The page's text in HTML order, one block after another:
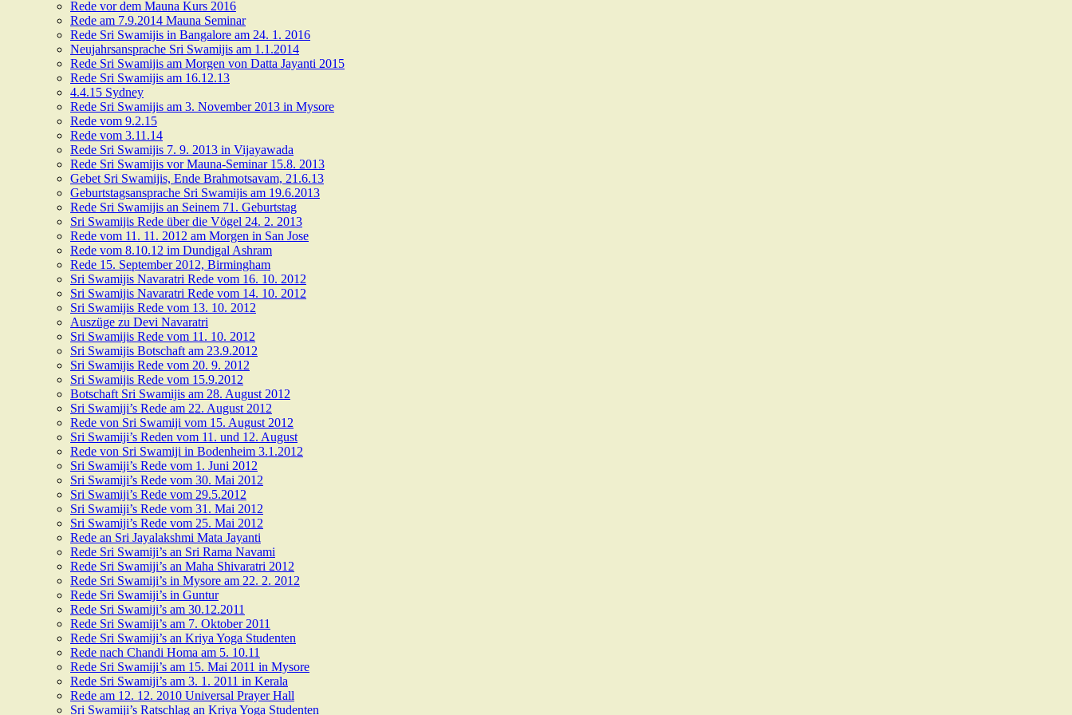
Rede vor dem Mauna Kurs 2016
Rede am 7.9.2014 Mauna Seminar
Rede Sri Swamijis in Bangalore am 24. 1. 2016
Neujahrsansprache Sri Swamijis am 1.1.2014
Rede Sri Swamijis am Morgen von Datta Jayanti 2015
Rede Sri Swamijis am 16.12.13
4.4.15 Sydney
Rede Sri Swamijis am 3. November 2013 in Mysore
Rede vom 9.2.15
Rede vom 3.11.14
Rede Sri Swamijis 7. 9. 2013 in Vijayawada
Rede Sri Swamijis vor Mauna-Seminar 15.8. 2013
Gebet Sri Swamijis, Ende Brahmotsavam, 21.6.13
Geburtstagsansprache Sri Swamijis am 19.6.2013
Rede Sri Swamijis an Seinem 71. Geburtstag
Sri Swamijis Rede über die Vögel 24. 2. 2013
Rede vom 11. 11. 2012 am Morgen in San Jose
Rede vom 8.10.12 im Dundigal Ashram
Rede 15. September 2012, Birmingham
Sri Swamijis Navaratri Rede vom 16. 10. 2012
Sri Swamijis Navaratri Rede vom 14. 10. 2012
Sri Swamijis Rede vom 13. 10. 2012
Auszüge zu Devi Navaratri
Sri Swamijis Rede vom 11. 10. 2012
Sri Swamijis Botschaft am 23.9.2012
Sri Swamijis Rede vom 20. 9. 2012
Sri Swamijis Rede vom 15.9.2012
Botschaft Sri Swamijis am 28. August 2012
Sri Swamiji’s Rede am 22. August 2012
Rede von Sri Swamiji vom 15. August 2012
Sri Swamiji’s Reden vom 11. und 12. August
Rede von Sri Swamiji in Bodenheim 3.1.2012
Sri Swamiji’s Rede vom 1. Juni 2012
Sri Swamiji’s Rede vom 30. Mai 2012
Sri Swamiji’s Rede vom 29.5.2012
Sri Swamiji’s Rede vom 31. Mai 2012
Sri Swamiji’s Rede vom 25. Mai 2012
Rede an Sri Jayalakshmi Mata Jayanti
Rede Sri Swamiji’s an Sri Rama Navami
Rede Sri Swamiji’s an Maha Shivaratri 2012
Rede Sri Swamiji’s in Mysore am 22. 2. 2012
Rede Sri Swamiji’s in Guntur
Rede Sri Swamiji’s am 30.12.2011
Rede Sri Swamiji’s am 7. Oktober 2011
Rede Sri Swamiji’s an Kriya Yoga Studenten
Rede nach Chandi Homa am 5. 10.11
Rede Sri Swamiji’s am 15. Mai 2011 in Mysore
Rede Sri Swamiji’s am 3. 1. 2011 in Kerala
Rede am 12. 12. 2010 Universal Prayer Hall
Sri Swamiji’s Ratschlag an Kriya Yoga Studenten